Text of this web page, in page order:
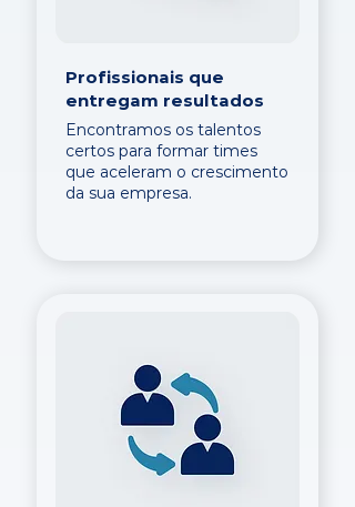
Profissionais que
entregam resultados
Encontramos os talentos
certos para formar times
que aceleram o crescimento
da sua empresa.